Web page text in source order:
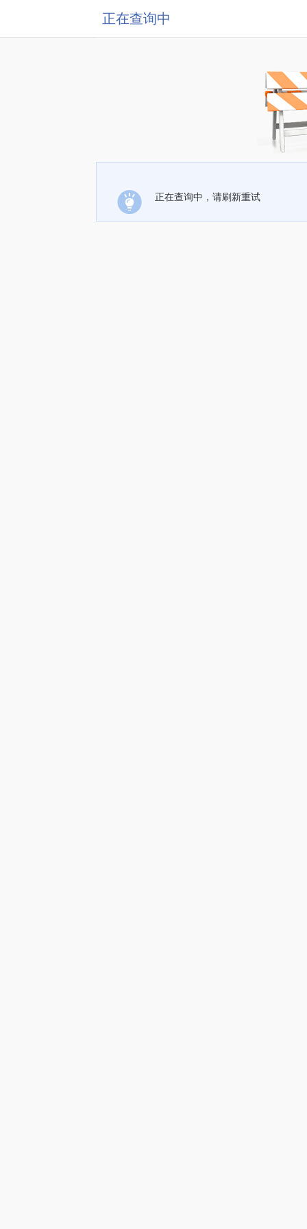
正在查询中
正在查询中，请刷新重试